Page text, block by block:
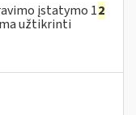
įstatymo 12
užtikrinti